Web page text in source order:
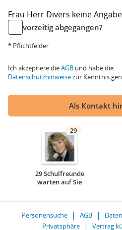
Frau Herr Divers keine Angabe
vorzeitig abgegangen?
* Pflichtfelder
Ich akzeptiere dieAGB und habe die
Datenschutzhinweisezur Kenntnis
Als Kontakt
29
29 Schulfreunde
warten auf Sie
Personensuche AGB
Privatsphäre
Vertrag